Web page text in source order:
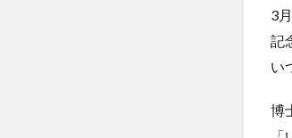
3
記
い
博